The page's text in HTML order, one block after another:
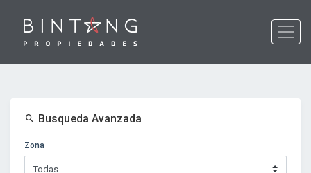
Busqueda Avanzada
Zona